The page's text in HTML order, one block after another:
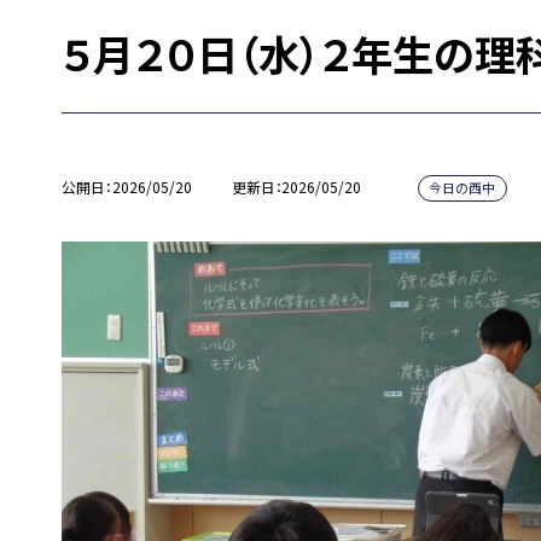
５月２０日（水）２年生の理
公開日 2026/05/20 更新日 2026/05/20 今日の西中